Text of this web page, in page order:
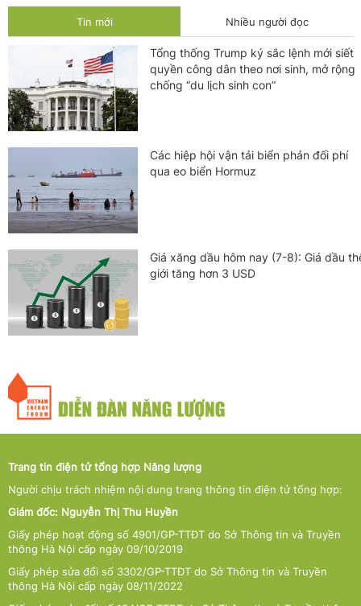
Tin mới Nhiều người đọc
Tổng thống Trump ký sắc lệnh mới siết
quyền công dân theo nơi sinh, mở rộng
chống “du lịch sinh con”
Các hiệp hội vận tải biển phản đối phí
qua eo biển Hormuz
Giá xăng dầu hôm nay (7-8): Giá dầu
giới tăng hơn 3 USD
Trang tin điện tử tổng hợp Năng lượng
Người chịu trách nhiệm nội dung trang thông tin điện tử tổng hợp:
Giám đốc: Nguyễn Thị Thu Huyền
Giấy phép hoạt động số 4901/GP-TTĐT do Sở Thông tin và Truyền
thông Hà Nội cấp ngày 09/10/2019
Giấy phép sửa đổi số 3302/GP-TTĐT do Sở Thông tin và Truyền
thông Hà Nội cấp ngày 08/11/2022